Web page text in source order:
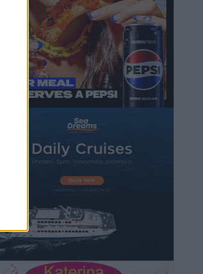
Στον Άγιο Νικόλαο Χάλκης ανοίγει
ξανά το ανανεωμένο εκκλησιαστικό
μουσείο από τη Λέσχη Lions Χάλκης
Τοπικές Ειδήσεις• πριν 57 λεπτά
Ρόδος: «Βουλιάζει» από τουρίστες –
Πάνω από 1 εκατ. επιβάτες και 55
πριν 1 ώρα
Γ’ Εθνική Κατηγορία: Οι ημερομηνίες
των αγωνιστικών της κανονικής
Αθλητικά• πριν 6 ώρες
Συνελήφθησαν δύο άτομα στην
Τοπικές Ειδήσεις • πριν 7 ώρες